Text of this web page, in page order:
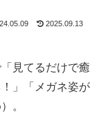
2025.09.13
見てるだけで癒
」「メガネ姿が
。